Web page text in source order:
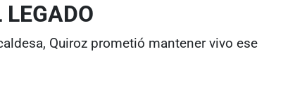
Quiroz prometió mantener vivo ese